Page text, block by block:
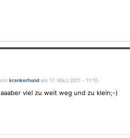
krankerhundam 17. März 2011 - 11:10.
viel zu weit weg und zu klein;-)